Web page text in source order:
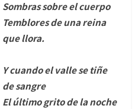
Sombras sobre el cuerpo
Temblores de una reina
que llora.
Y cuando el valle se tiñe
de sangre
El último grito de la noche